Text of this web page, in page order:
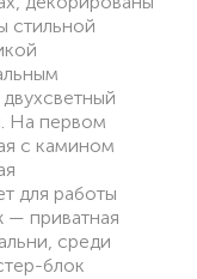
стильной
На первом
с камином
для работы
— приватная
среди
блок